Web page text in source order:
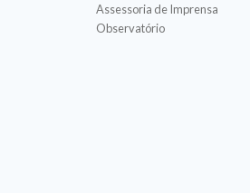
Assessoria de Imprensa
Observatório